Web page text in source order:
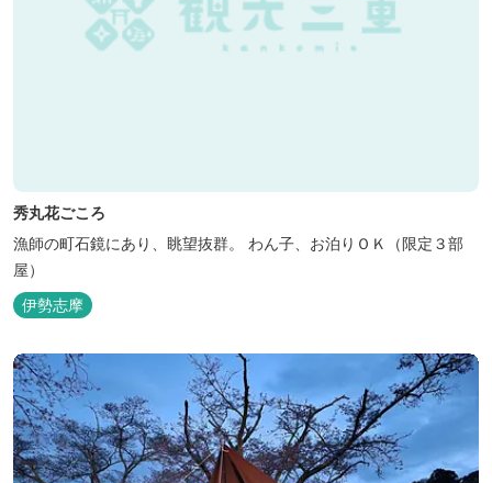
秀丸花ごころ
漁師の町石鏡にあり、眺望抜群。 わん子、お泊りＯＫ（限定３部
屋）
伊勢志摩